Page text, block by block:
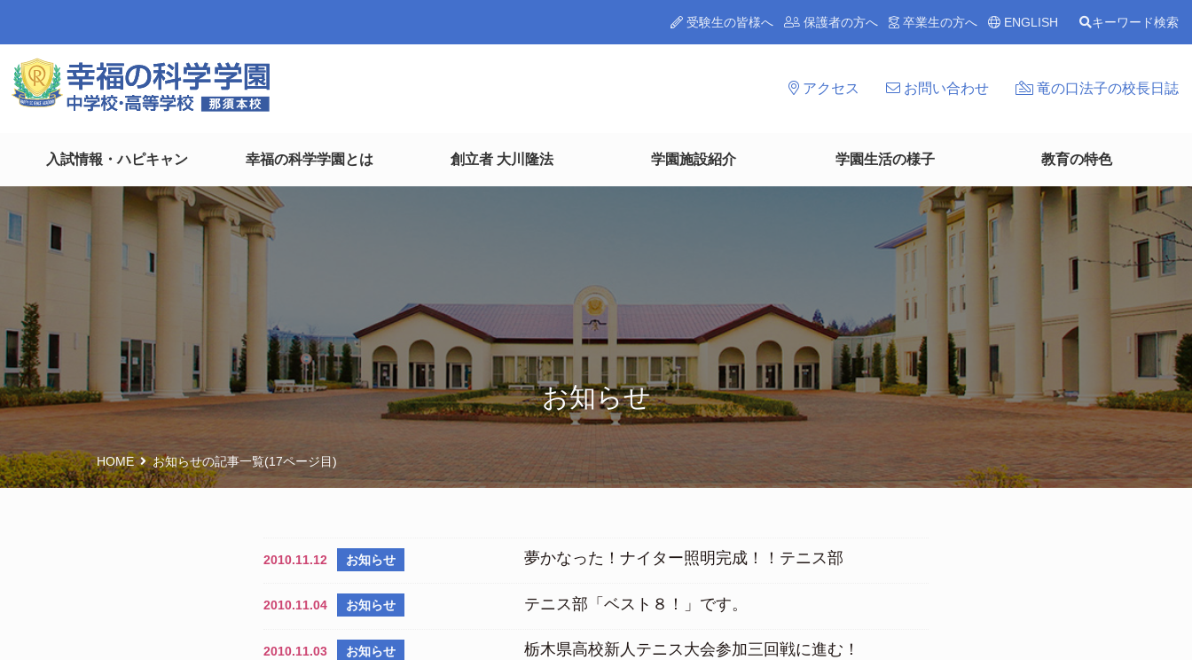
受験生の皆様へ 保護者の方へ 卒業生の方へ ENGLISH キーワード検索
アクセス お問い合わせ 竜の口法子の校長日誌
入試情報・ハピキャン 幸福の科学学園とは 創立者 大川隆法 学園施設紹介 学園生活の様子 教育の特色
お知らせ
HOME お知らせの記事一覧(17ページ目)
2010.11.12 お知らせ 夢かなった！ナイター照明完成！！テニス部
2010.11.04 お知らせ テニス部「ベスト８！」です。
2010.11.03 お知らせ 栃木県高校新人テニス大会参加三回戦に進む！